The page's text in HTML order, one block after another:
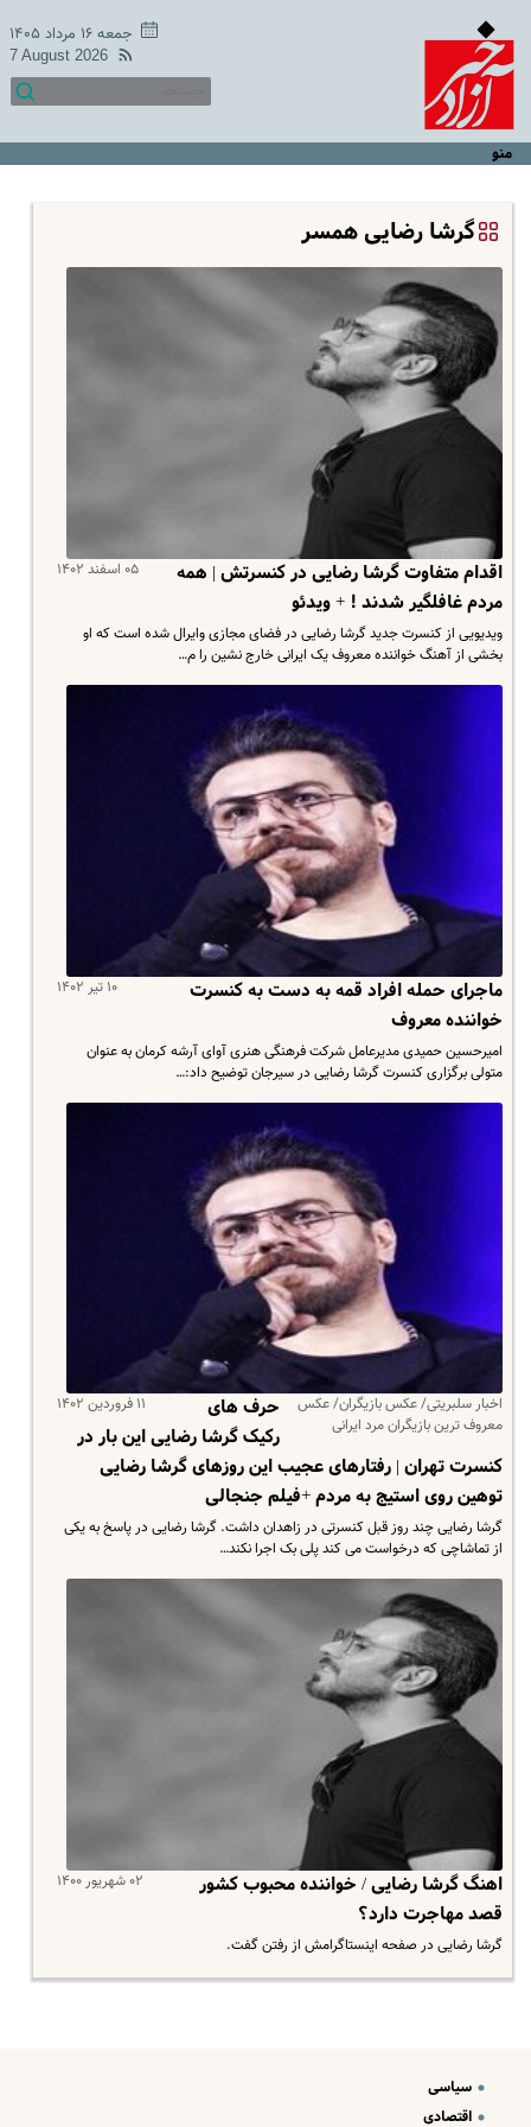
جمعه ۱۶ مرداد ۱۴۰۵
7 August 2026
منو
گرشا رضایی همسر
۰۵ اسفند ۱۴۰۲
اقدام متفاوت گرشا رضایی در کنسرتش | همه
مردم غافلگیر شدند ! + ویدئو
ویدیویی از کنسرت جدید گرشا رضایی در فضای مجازی وایرال شده است که او
بخشی از آهنگ خواننده معروف یک ایرانی خارج نشین را م…
۱۰ تیر ۱۴۰۲
ماجرای حمله افراد قمه به دست به کنسرت
خواننده معروف
امیرحسین حمیدی مدیرعامل شرکت فرهنگی هنری آوای آرشه کرمان به عنوان
متولی برگزاری کنسرت گرشا رضایی در سیرجان توضیح داد:…
اخبار سلبریتی/ عکس بازیگران/ عکس
معروف ترین بازیگران مرد ایرانی
۱۱ فروردین ۱۴۰۲
حرف های
رکیک گرشا رضایی این بار در
کنسرت تهران | رفتارهای عجیب این روزهای گرشا رضایی
توهین روی استیج به مردم +فیلم جنجالی
گرشا رضایی چند روز قبل کنسرتی در زاهدان داشت. گرشا رضایی در پاسخ به یکی
از تماشاچی که درخواست می کند پلی بک اجرا نکند…
۰۲ شهریور ۱۴۰۰
اهنگ گرشا رضایی / خواننده محبوب کشور
قصد مهاجرت دارد؟
گرشا رضایی در صفحه اینستاگرامش از رفتن گفت.
سیاسی
اقتصادی